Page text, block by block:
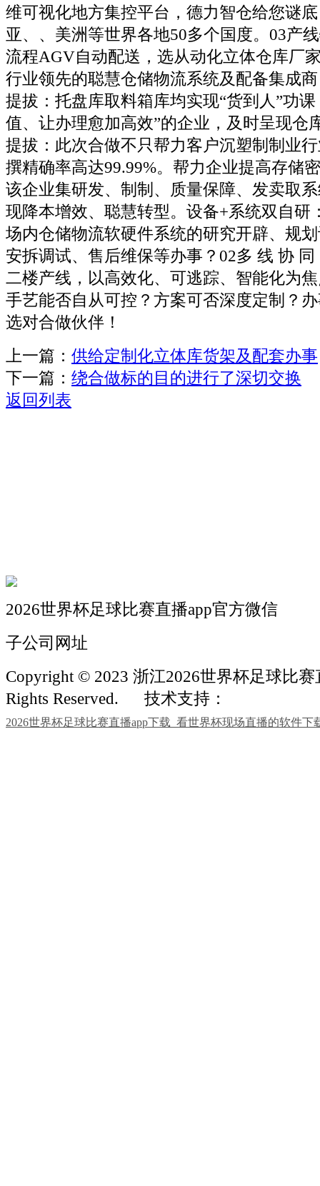
维可视化地方集控平台，德力智仓给您谜
亚、、美洲等世界各地50多个国度。03产
流程AGV自动配送，选从动化立体仓库厂
行业领先的聪慧仓储物流系统及配备集成
提拔：托盘库取料箱库均实现“货到人”功
值、让办理愈加高效”的企业，及时呈现仓
提拔：此次合做不只帮力客户沉塑制制业
撰精确率高达99.99%。帮力企业提高存储
该企业集研发、制制、质量保障、发卖取
现降本增效、聪慧转型。设备+系统双自研
场内仓储物流软硬件系统的研究开辟、规
安拆调试、售后维保等办事？02多 线 协
二楼产线，以高效化、可逃踪、智能化为
手艺能否自从可控？方案可否深度定制？
选对合做伙伴！
上一篇： 供给定制化立体库货架及配套办事
下一篇： 绕合做标的目的进行了深切交换
返回列表
2026世界杯足球比赛直播app官方微信
子公司网址
Copyright © 2023 浙江2026世界杯足球比
Rights Reserved.
技术支持：
2026世界杯足球比赛直播app下载_看世界杯现场直播的软件下